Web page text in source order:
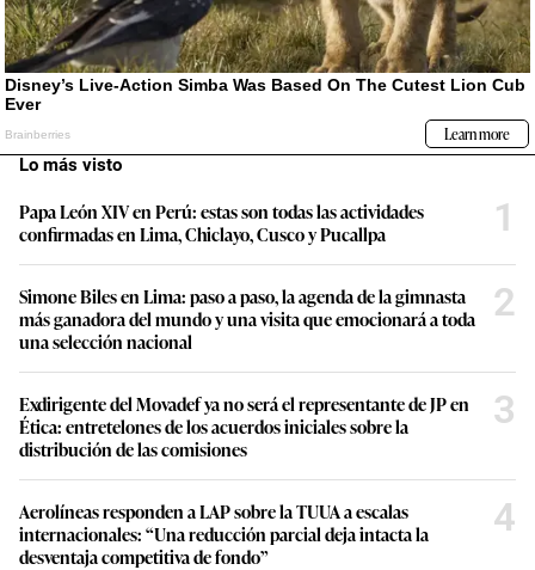
Lo más visto
Papa León XIV en Perú: estas son todas las actividades
confirmadas en Lima, Chiclayo, Cusco y Pucallpa
1
Simone Biles en Lima: paso a paso, la agenda de la gimnasta
más ganadora del mundo y una visita que emocionará a toda
una selección nacional
2
Exdirigente del Movadef ya no será el representante de JP en
Ética: entretelones de los acuerdos iniciales sobre la
distribución de las comisiones
3
Aerolíneas responden a LAP sobre la TUUA a escalas
internacionales: “Una reducción parcial deja intacta la
desventaja competitiva de fondo”
4